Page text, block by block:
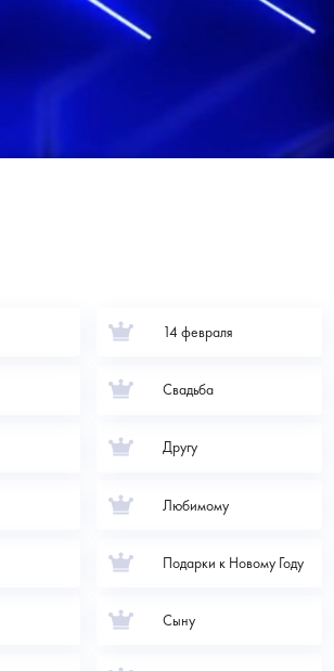
14 февраля
Свадьба
Другу
Любимому
Подарки к Новому Году
Сыну